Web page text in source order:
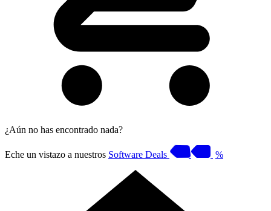
¿Aún no has encontrado nada?
Eche un vistazo a nuestros Software Deals %